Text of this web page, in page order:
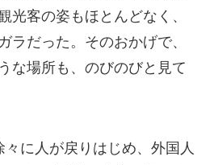
光客の姿もほとんどなく、
ラだった。そのおかげで、
な場所も、のびのびと見て
に人が戻りはじめ、外国人